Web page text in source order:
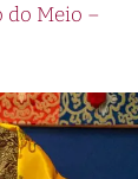
do Meio –